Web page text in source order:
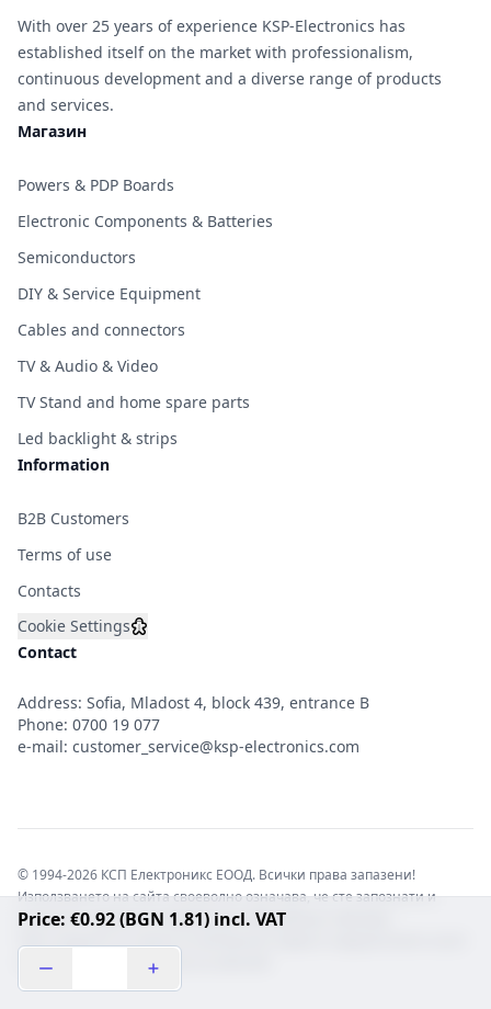
Price: €0.92 (BGN 1.81) incl. VAT
With over 25 years of experience KSP-Electronics has
established itself on the market with professionalism,
continuous development and a diverse range of products
and services.
Магазин
Powers & PDP Boards
Electronic Components & Batteries
Semiconductors
DIY & Service Equipment
Cables and connectors
TV & Audio & Video
TV Stand and home spare parts
Led backlight & strips
Information
B2B Customers
Terms of use
Contacts
Cookie Settings
Contact
Address: Sofia, Mladost 4, block 439, entrance B
Phone: 0700 19 077
e-mail: customer_service@ksp-electronics.com
© 1994-2026 КСП Електроникс ЕООД. Всички права запазени!
Използването на сайта своеволно означава, че сте запознати и
съгласни с правната информация обвързваща софтуера.
отговорност с цялата сила на закона!b